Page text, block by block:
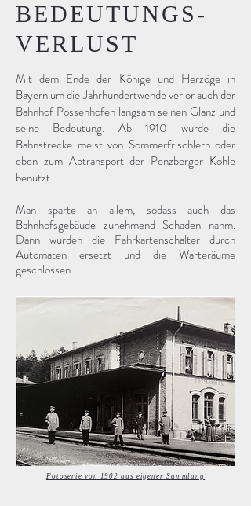
BEDEUTUNGS-
VERLUST
Mit dem Ende der Könige und Herzöge in
Bayern um die Jahrhundertwende verlor auch der
Bahnhof Possenhofen langsam seinen Glanz und
seine Bedeutung. Ab 1910 wurde die
Bahnstrecke meist von Sommerfrischlern oder
eben zum Abtransport der Penzberger Kohle
benutzt.
​Man sparte an allem, sodass auch das
Bahnhofsgebäude zunehmend Schaden nahm.
Dann wurden die Fahrkartenschalter durch
Automaten ersetzt und die Warteräume
geschlossen.
Fotoserie von 1902 aus eigener Sammlung